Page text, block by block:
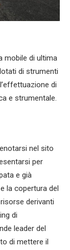
mobile di ultima
di strumenti
di
e strumentale.
nel sito
per
e già
la copertura del
derivanti
di
leader del
di mettere il